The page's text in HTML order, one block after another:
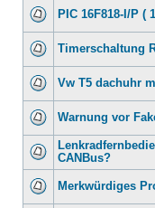
PIC 16F818-I/P
Timerschaltung
Vw T5 dachuhr
Warnung vor
CANBus?
Merkwürdiges